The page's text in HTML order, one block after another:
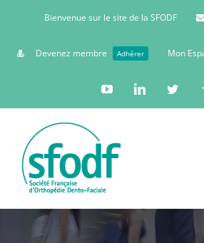
Bienvenue sur le site de la SFODF
Devenez membre Adhérer Mon
YouTubeLinkedin